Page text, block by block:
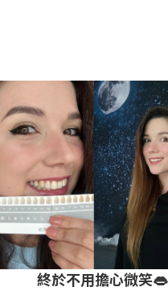
終於不用擔心微笑👄